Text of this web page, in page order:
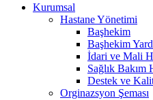
Kurumsal
Hastane Yönetimi
Başhekim
Başhekim
İdari ve Mali
Sağlık
Destek ve
Orginazsyon Şeması